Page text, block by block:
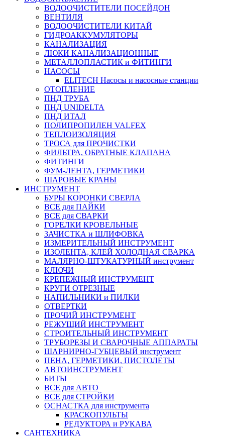
ВОДООЧИСТИТЕЛИ ПОСЕЙДОН
ВЕНТИЛЯ
ВОДООЧИСТИТЕЛИ КИТАЙ
ГИДРОАККУМУЛЯТОРЫ
КАНАЛИЗАЦИЯ
ЛЮКИ КАНАЛИЗАЦИОННЫЕ
МЕТАЛЛОПЛАСТИК и ФИТИНГИ
НАСОСЫ
ELITECH Насосы и насосные станции
ОТОПЛЕНИЕ
ПНД ТРУБА
ПНД UNIDELTA
ПНД ИТАЛ
ПОЛИПРОПИЛЕН VALFEX
ТЕПЛОИЗОЛЯЦИЯ
ТРОСА для ПРОЧИСТКИ
ФИЛЬТРА, ОБРАТНЫЕ КЛАПАНА
ФИТИНГИ
ФУМ-ЛЕНТА, ГЕРМЕТИКИ
ШАРОВЫЕ КРАНЫ
ИНСТРУМЕНТ
БУРЫ КОРОНКИ СВЕРЛА
ВСЕ для ПАЙКИ
ВСЕ для СВАРКИ
ГОРЕЛКИ КРОВЕЛЬНЫЕ
ЗАЧИСТКА и ШЛИФОВКА
ИЗМЕРИТЕЛЬНЫЙ ИНСТРУМЕНТ
ИЗОЛЕНТА, КЛЕЙ ХОЛОДНАЯ СВАРКА
МАЛЯРНО-ШТУКАТУРНЫЙ инструмент
КЛЮЧИ
КРЕПЕЖНЫЙ ИНСТРУМЕНТ
КРУГИ ОТРЕЗНЫЕ
НАПИЛЬНИКИ и ПИЛКИ
ОТВЕРТКИ
ПРОЧИЙ ИНСТРУМЕНТ
РЕЖУЩИЙ ИНСТРУМЕНТ
СТРОИТЕЛЬНЫЙ ИНСТРУМЕНТ
ТРУБОРЕЗЫ И СВАРОЧНЫЕ АППАРАТЫ
ШАРНИРНО-ГУБЦЕВЫЙ инструмент
ПЕНА, ГЕРМЕТИКИ, ПИСТОЛЕТЫ
АВТОИНСТРУМЕНТ
БИТЫ
ВСЕ для АВТО
ВСЕ для СТРОЙКИ
ОСНАСТКА для инструмента
КРАСКОПУЛЬТЫ
РЕДУКТОРА и РУКАВА
САНТЕХНИКА